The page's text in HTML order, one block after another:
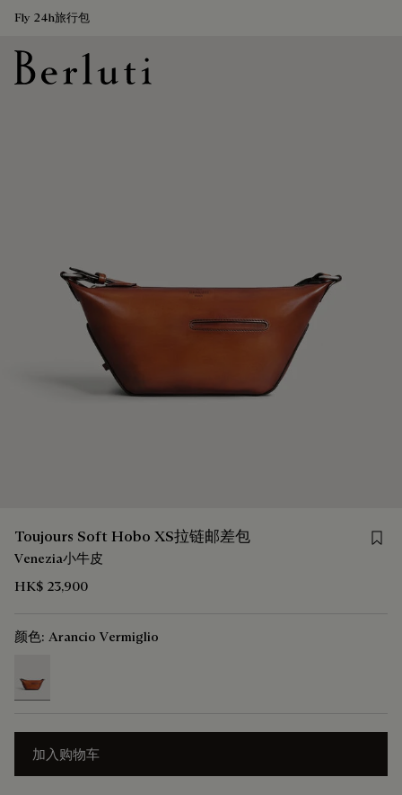
Fly 24h旅行包
Toujours Soft Hobo XS拉链邮差包
Venezia小牛皮
HK$ 23,900
颜色: Arancio Vermiglio
加入购物车